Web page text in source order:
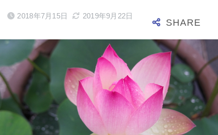
2018年7月15日 2019年9月22日